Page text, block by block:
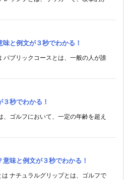
味と例文が３秒でわかる！
パブリックコースとは、一般の人が誰
３秒でわかる！
、ゴルフにおいて、一定の年齢を超え
意味と例文が３秒でわかる！
は ナチュラルグリップとは、ゴルフで